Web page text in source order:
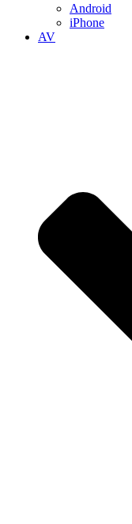
Android
iPhone
AV